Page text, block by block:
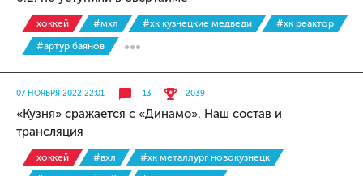
хоккей #мхл #хк кузнецкие медведи
#хк реактор
#артур баянов
07 НОЯБРЯ 2022 22:01 13 2039
«Кузня» сражается с «Динамо». Наш состав и
трансляция
хоккей #вхл
#хк металлург новокузнецк